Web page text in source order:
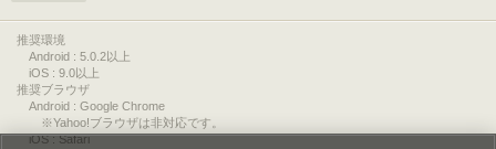
推奨環境
Android : 5.0.2以上
iOS : 9.0以上
推奨ブラウザ
Android : Google Chrome
※Yahoo!ブラウザは非対応です。
iOS : Safari